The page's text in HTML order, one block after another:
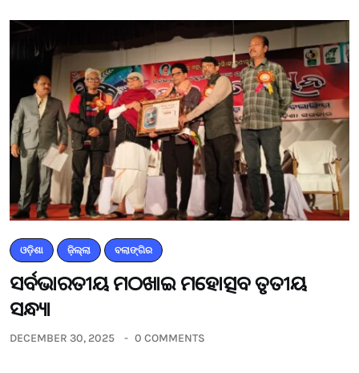
ଓଡ଼ିଶା ଜ଼ିଲ୍ଲା ବଲାଙ୍ଗିର
ସର୍ବଭାରତୀୟ ମଠଖାଇ ମହୋତ୍ସବ ତୃତୀୟ
ସନ୍ଧ୍ୟା
DECEMBER 30, 2025 0 COMMENTS